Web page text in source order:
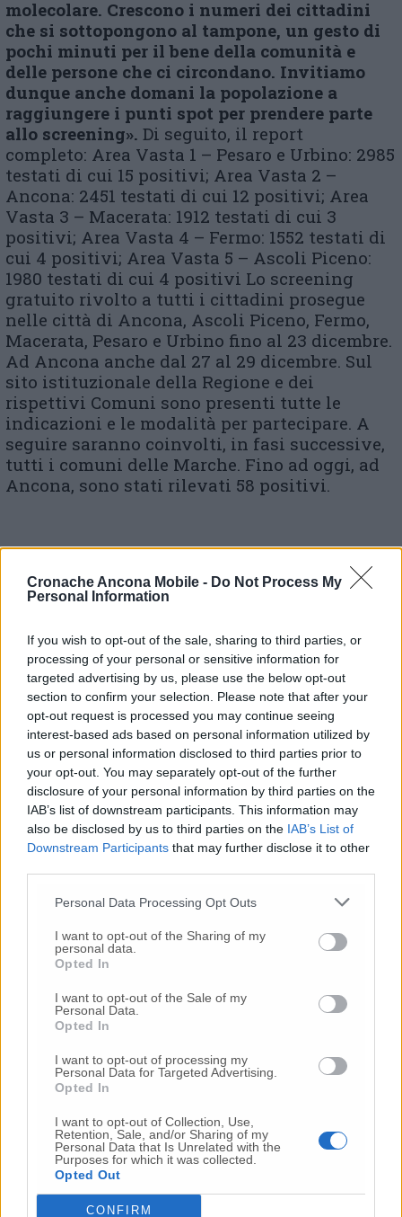
Cronache Ancona Mobile - Do Not Process My
Personal Information
If you wish to opt-out of the sale, sharing to third parties, or
processing of your personal or sensitive information for
targeted advertising by us, please use the below opt-out
section to confirm your selection. Please note that after your
opt-out request is processed you may continue seeing
interest-based ads based on personal information utilized by
us or personal information disclosed to third parties prior to
your opt-out. You may separately opt-out of the further
disclosure of your personal information by third parties on the
IAB’s list of downstream participants. This information may
also be disclosed by us to third parties on the IAB’s List of
Downstream Participants that may further disclose it to other
Personal Data Processing Opt Outs
I want to opt-out of the Sharing of my
personal data.
Opted In
I want to opt-out of the Sale of my
Personal Data.
Opted In
I want to opt-out of processing my
Personal Data for Targeted Advertising.
Opted In
I want to opt-out of Collection, Use,
Retention, Sale, and/or Sharing of my
Personal Data that Is Unrelated with the
Purposes for which it was collected.
Opted Out
CONFIRM
molecolare. Crescono i numeri dei cittadini
che si sottopongono al tampone, un gesto di
pochi minuti per il bene della comunità e
delle persone che ci circondano. Invitiamo
dunque anche domani la popolazione a
raggiungere i punti spot per prendere parte
allo screening». Di seguito, il report
completo: Area Vasta 1 – Pesaro e Urbino: 2985
testati di cui 15 positivi; Area Vasta 2 –
Ancona: 2451 testati di cui 12 positivi; Area
Vasta 3 – Macerata: 1912 testati di cui 3
positivi; Area Vasta 4 – Fermo: 1552 testati di
cui 4 positivi; Area Vasta 5 – Ascoli Piceno:
1980 testati di cui 4 positivi Lo screening
gratuito rivolto a tutti i cittadini prosegue
nelle città di Ancona, Ascoli Piceno, Fermo,
Macerata, Pesaro e Urbino fino al 23 dicembre.
Ad Ancona anche dal 27 al 29 dicembre. Sul
sito istituzionale della Regione e dei
rispettivi Comuni sono presenti tutte le
indicazioni e le modalità per partecipare. A
seguire saranno coinvolti, in fasi successive,
tutti i comuni delle Marche. Fino ad oggi, ad
Ancona, sono stati rilevati 58 positivi.
Vai alla home
Commenti
Nessun commento presente
Gli articoli più letti
24 Lug-Bimbi costretti a colpirsi da soli
e lasciati al
orrore all’asilo, arrestate due educatrici
- Luigia Fortunato,
l’ennesimo femminicidio:
prima la lite, poi la furia col coltello
-Femminicidio a Loreto.
coltellate.Fermato il compagno: “L’ho ammazzata”
(Foto-Video)
-Scontro tra auto e moto a Numana:
gravissimo un centauro
Maltrattamenti all’asilo, parla il sindaco: